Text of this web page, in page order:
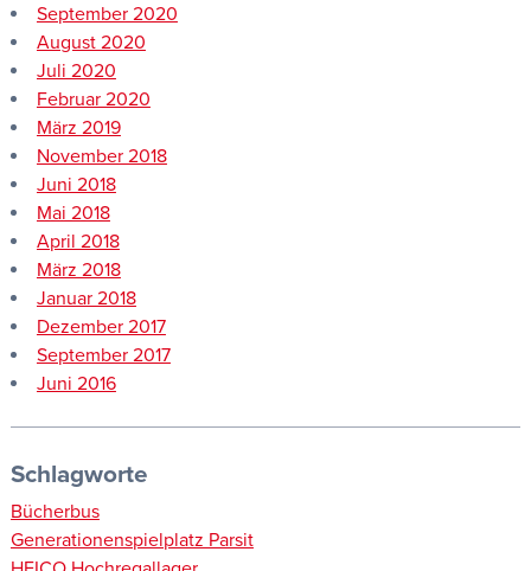
September 2020
August 2020
Juli 2020
Februar 2020
März 2019
November 2018
Juni 2018
Mai 2018
April 2018
März 2018
Januar 2018
Dezember 2017
September 2017
Juni 2016
Schlagworte
Bücherbus
Generationenspielplatz Parsit